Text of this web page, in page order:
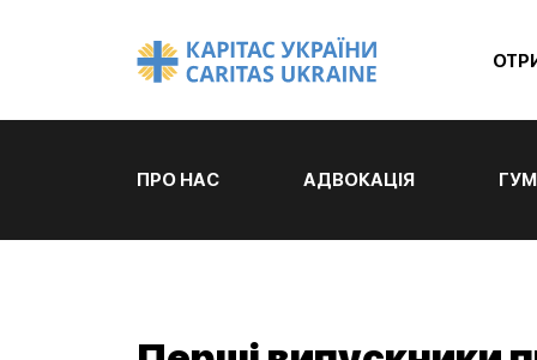
ПРО НАС АДВОКАЦІЯ